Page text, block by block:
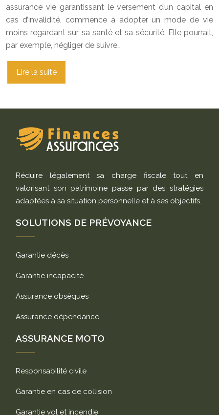
assurance vie garantissant le versement d’un capital en
cas d’invalidité, commence à adopter un mode de vie
moins regardant sur sa santé et sa sécurité. Elle pourrait,
par exemple, négliger de suivre…
Lire la suite
Réduire légalement sa charge fiscale tout en
valorisant son patrimoine passe par des stratégies
adaptées à sa situation personnelle et à ses objectifs.
SOLUTIONS DE PRÉVOYANCE
Garantie décès
Garantie incapacité
Assurance obsèques
Assurance dépendance
ASSURANCE MOTO
Responsabilité civile
Garantie en cas de collision
Garantie vol et incendie